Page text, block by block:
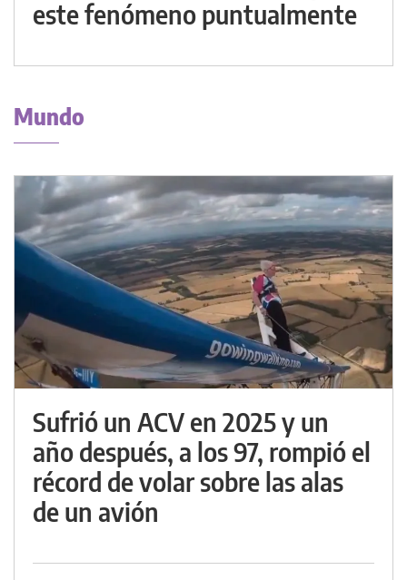
este fenómeno puntualmente
Mundo
Sufrió un ACV en 2025 y un
año después, a los 97, rompió el
récord de volar sobre las alas
de un avión